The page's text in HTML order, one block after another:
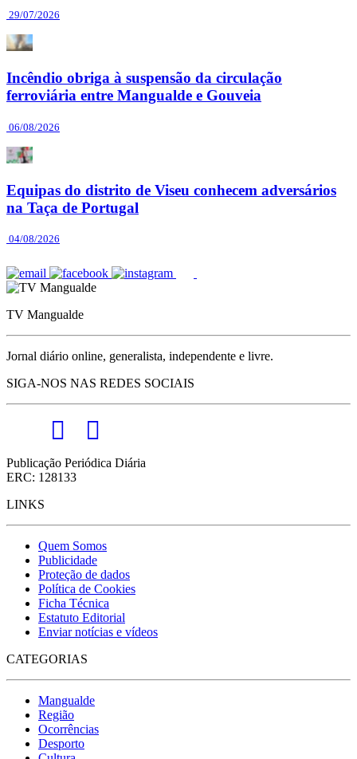
29/07/2026
Incêndio obriga à suspensão da circulação
ferroviária entre Mangualde e Gouveia
06/08/2026
Equipas do distrito de Viseu conhecem adversários
na Taça de Portugal
04/08/2026
TV Mangualde
Jornal diário online, generalista, independente e livre.
SIGA-NOS NAS REDES SOCIAIS
Publicação Periódica Diária
ERC: 128133
LINKS
Quem Somos
Publicidade
Proteção de dados
Política de Cookies
Ficha Técnica
Estatuto Editorial
Enviar notícias e vídeos
CATEGORIAS
Mangualde
Região
Ocorrências
Desporto